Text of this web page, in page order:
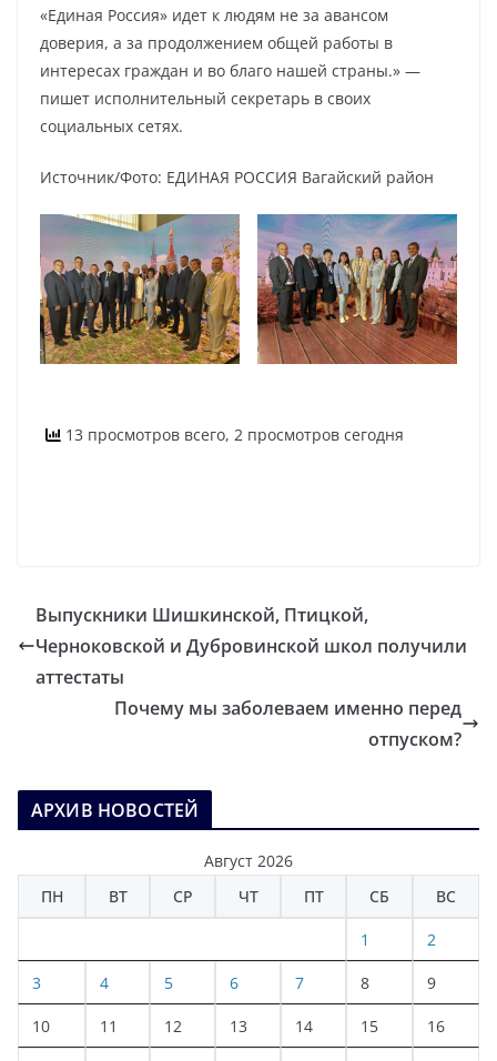
«Единая Россия» идет к людям не за авансом
доверия, а за продолжением общей работы в
интересах граждан и во благо нашей страны.» —
пишет исполнительный секретарь в своих
социальных сетях.
Источник/Фото: ЕДИНАЯ РОССИЯ Вагайский район
13 просмотров всего, 2 просмотров сегодня
Выпускники Шишкинской, Птицкой,
Черноковской и Дубровинской школ получили
аттестаты
Почему мы заболеваем именно перед
отпуском?
АРХИВ НОВОСТЕЙ
Август 2026
ПН
ВТ СР ЧТ ПТ СБ ВС
1 2
3 4 5 6 7 8 9
10 11 12 13 14 15 16